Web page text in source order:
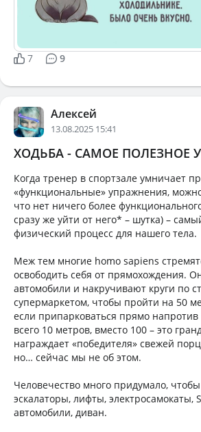
7 9
Алексей
13.08.2025 15:41
ХОДЬБА - САМОЕ ПОЛЕЗНОЕ
Когда тренер в спортзале умничает
«функциональные» упражнения,
что нет ничего более
сразу же уйти от него* – шутка) –
физический процесс для нашего тела.
Меж тем многие homo sapiens
освободить себя от прямохождения.
автомобили и накручивают круги по
супермаркетом, чтобы пройти на 50
если припарковаться прямо напротив
всего 10 метров, вместо 100 – это
награждает «победителя» свежей
но… сейчас мы не об этом.
Человечество много придумало,
эскалаторы, лифты, электросамокаты,
автомобили, диван.